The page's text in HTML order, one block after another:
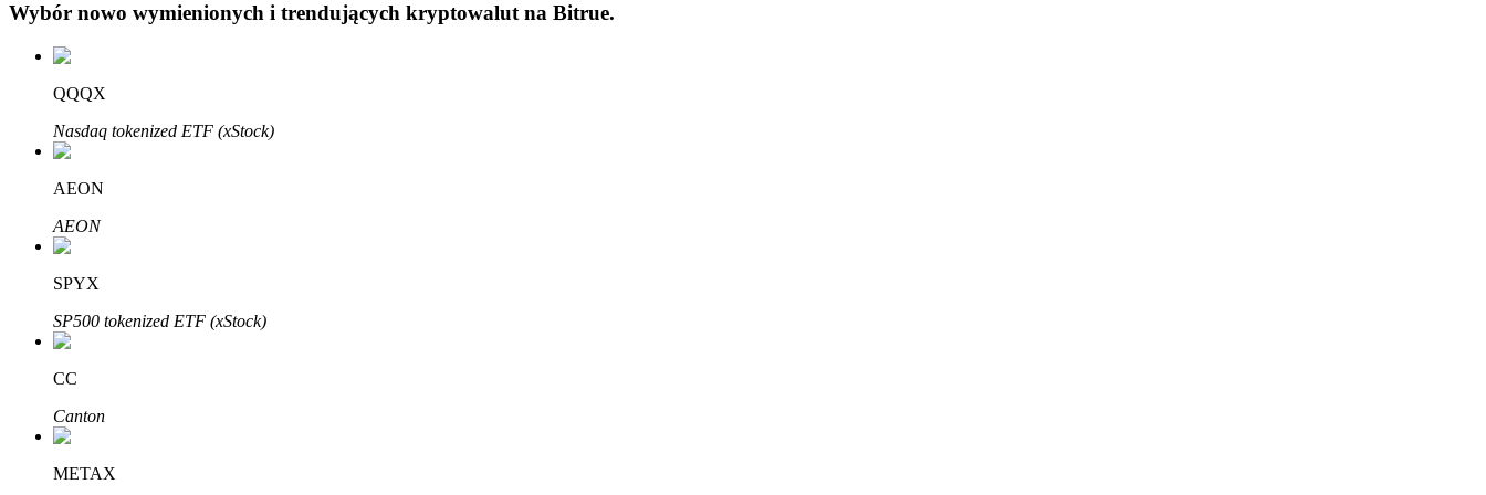
Blokady BTR
Ekskluzywne inwestycje dla posiadaczy BTR
Pożyczki
Usługa pożyczek wspieranych kryptowalutami
Wybór nowo wymienionych i trendujących kryptowalut na Bitrue.
QQQX
Nasdaq tokenized ETF (xStock)
AEON
AEON
SPYX
SP500 tokenized ETF (xStock)
CC
Canton
METAX